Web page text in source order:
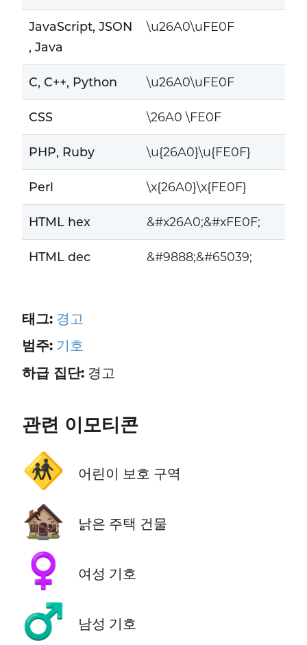
JavaScript, JSON
, Java
\u26A0\uFE0F
C, C++, Python \u26A0\uFE0F
CSS \26A0 \FE0F
PHP, Ruby \u{26A0}\u{FE0F}
Perl \x{26A0}\x{FE0F}
HTML hex &#x26A0;&#xFE0F;
HTML dec &#9888;&#65039;
태그: 경고
범주: 기호
하급 집단:경고
관련 이모티콘
🚸 어린이 보호 구역
🏚️ 낡은 주택 건물
♀️ 여성 기호
♂️ 남성 기호